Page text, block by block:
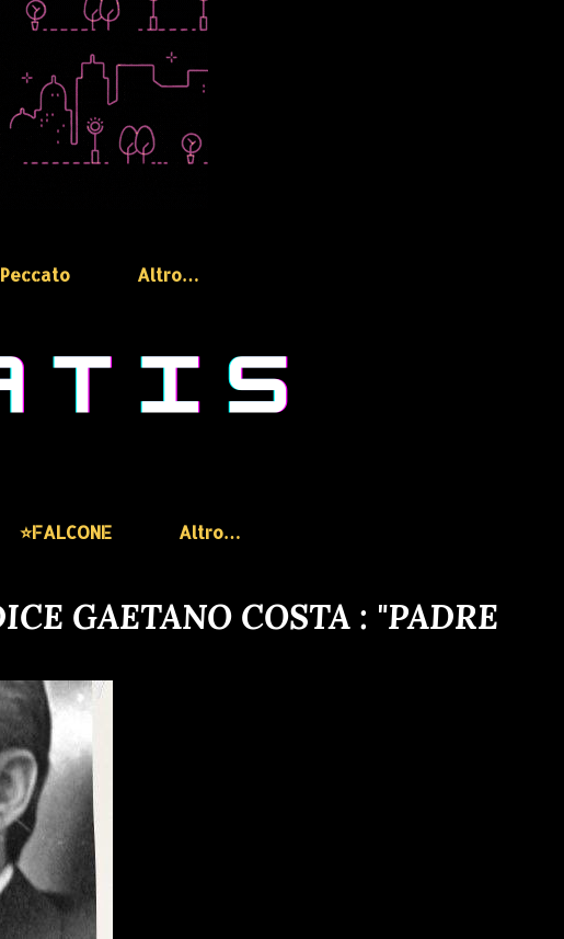
Altro…
⭐️FALCONE Altro…
GAETANO COSTA : "PADRE